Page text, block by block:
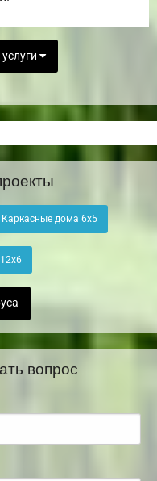
Каркасные дома 6х5
вопрос